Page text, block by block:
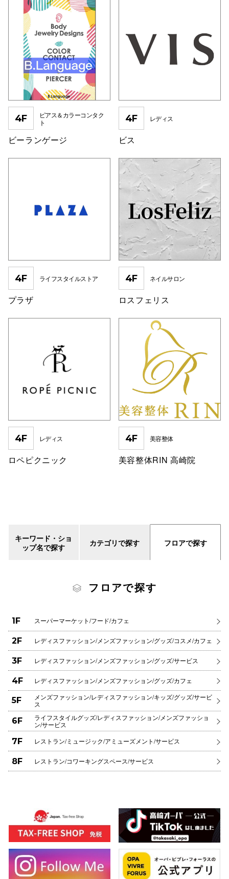
4F
ピアス＆カラーコンタク
ト
ビーランゲージ
4F レディス
ビス
4F ライフスタイルストア
プラザ
4F ネイルサロン
ロスフェリス
4F レディス
ロペピクニック
4F 美容整体
美容整体RIN 高崎院
キーワード・ショ
ップ名で探す
カテゴリで探す フロアで探す
フロアで探す
1F スーパーマーケット/フード/カフェ
2F レディスファッション/メンズファッション/グッズ/コスメ/カフェ
3F レディスファッション/メンズファッション/グッズ/サービス
4F レディスファッション/メンズファッション/グッズ/カフェ
5F
メンズファッション/レディスファッション/キッズ/グッズ/サービ
ス
6F
ライフスタイルグッズ/レディスファッション/メンズファッショ
ン/サービス
7F レストラン/ミュージック/アミューズメント/サービス
8F レストラン/コワーキングスペース/サービス